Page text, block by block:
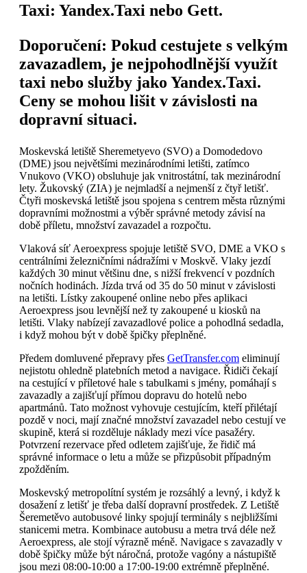
Taxi: Yandex.Taxi nebo Gett.
Doporučení: Pokud cestujete s velkým
zavazadlem, je nejpohodlnější využít
taxi nebo služby jako Yandex.Taxi.
Ceny se mohou lišit v závislosti na
dopravní situaci.
Moskevská letiště Sheremetyevo (SVO) a Domodedovo
(DME) jsou největšími mezinárodními letišti, zatímco
Vnukovo (VKO) obsluhuje jak vnitrostátní, tak mezinárodní
lety. Žukovský (ZIA) je nejmladší a nejmenší z čtyř letišť.
Čtyři moskevská letiště jsou spojena s centrem města různými
dopravními možnostmi a výběr správné metody závisí na
době příletu, množství zavazadel a rozpočtu.
Vlaková síť Aeroexpress spojuje letiště SVO, DME a VKO s
centrálními železničními nádražími v Moskvě. Vlaky jezdí
každých 30 minut většinu dne, s nižší frekvencí v pozdních
nočních hodinách. Jízda trvá od 35 do 50 minut v závislosti
na letišti. Lístky zakoupené online nebo přes aplikaci
Aeroexpress jsou levnější než ty zakoupené u kiosků na
letišti. Vlaky nabízejí zavazadlové police a pohodlná sedadla,
i když mohou být v době špičky přeplněné.
Předem domluvené přepravy přes GetTransfer.com eliminují
nejistotu ohledně platebních metod a navigace. Řidiči čekají
na cestující v příletové hale s tabulkami s jmény, pomáhají s
zavazadly a zajišťují přímou dopravu do hotelů nebo
apartmánů. Tato možnost vyhovuje cestujícím, kteří přilétají
pozdě v noci, mají značné množství zavazadel nebo cestují ve
skupině, která si rozděluje náklady mezi více pasažéry.
Potvrzení rezervace před odletem zajišťuje, že řidič má
správné informace o letu a může se přizpůsobit případným
zpožděním.
Moskevský metropolítní systém je rozsáhlý a levný, i když k
dosažení z letišť je třeba další dopravní prostředek. Z Letiště
Šeremetěvo autobusové linky spojují terminály s nejbližšími
stanicemi metra. Kombinace autobusu a metra trvá déle než
Aeroexpress, ale stojí výrazně méně. Navigace s zavazadly v
době špičky může být náročná, protože vagóny a nástupiště
jsou mezi 08:00-10:00 a 17:00-19:00 extrémně přeplněné.